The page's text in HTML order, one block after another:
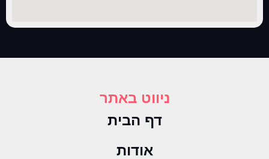
ניווט באתר
דף הבית
אודות